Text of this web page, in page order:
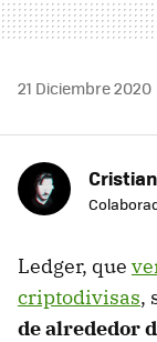
21 Diciembre 2020
Ledger, que
criptodivisas,
de alrededor